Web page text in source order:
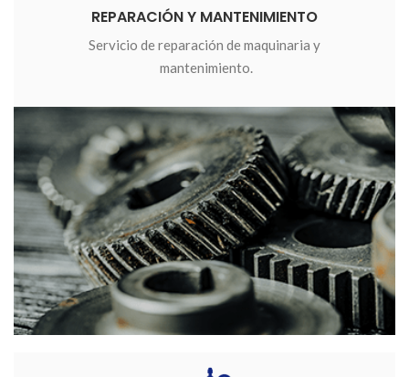
REPARACIÓN Y MANTENIMIENTO
Servicio de reparación de maquinaria y
mantenimiento.